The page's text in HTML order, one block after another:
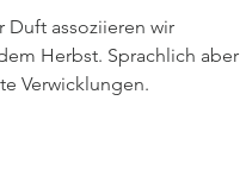
Duft assoziieren wir
Herbst. Sprachlich aber
Verwicklungen.